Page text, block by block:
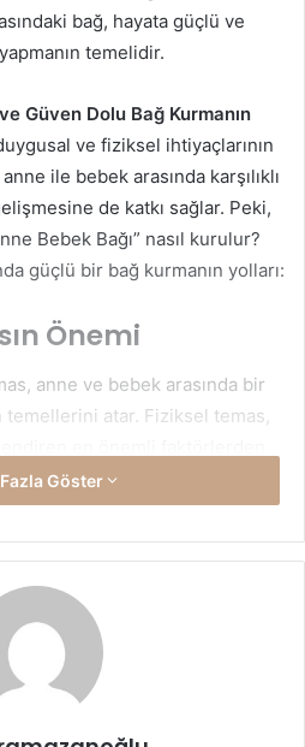
bağ, hayata güçlü ve
temelidir.
Güven Dolu Bağ Kurmanın
ve fiziksel ihtiyaçlarının
anne ile bebek arasında karşılıklı
de katkı sağlar. Peki,
Bebek Bağı” nasıl kurulur?
güçlü bir bağ kurmanın yolları:
Önemi
anne ve bebek arasında bir
temellerini atar. Fiziksel temas,
kucağa almak, emzirmek
duygusunu artırır. Yapılan
ve temas edilen bebeklerin
hemen sonra annenin bebeği
rahatlamasını sağlar
Göster